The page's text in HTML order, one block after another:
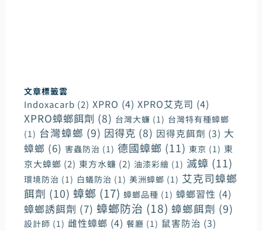
文章標籤雲
Indoxacarb (2) XPRO (4) XPRO艾克司 (4)
XPRO蟑螂餌劑 (8) 台灣大蠊 (1) 台灣特有種蟑螂
(1) 台灣蟑螂 (9) 因得克 (8) 因得克餌劑 (3) 大
蟑螂 (6) 害蟲防治 (1) 德國蟑螂 (11) 東京 (1) 東
京大蟑螂 (2) 東方水蠊 (2) 油漆彩繪 (1) 滅蟑 (11)
環境防治 (1) 白蟻防治 (1) 美洲蟑螂 (1) 艾克司蟑螂
餌劑 (10) 蟑螂 (17) 蟑螂品種 (1) 蟑螂習性 (4)
蟑螂誘餌劑 (7) 蟑螂防治 (18) 蟑螂餌劑 (9)
設計師 (1) 雌性蟑螂 (4) 餐廳 (1) 鼠害防治 (3)